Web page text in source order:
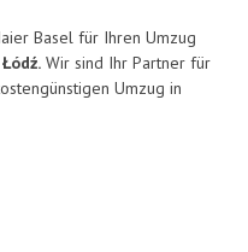
Basel für Ihren Umzug
Wir sind Ihr Partner für
Umzug in